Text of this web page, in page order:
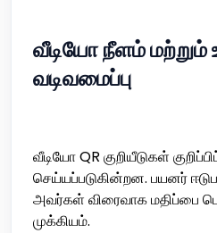
வீடியோ நீளம்
வடிவமைப்பு
வீடியோ QR குறியீடுகள்
செய்யப்படுகின்றன. பயனர்
அவர்கள் விரைவாக மதிப்பை
முக்கியம்.